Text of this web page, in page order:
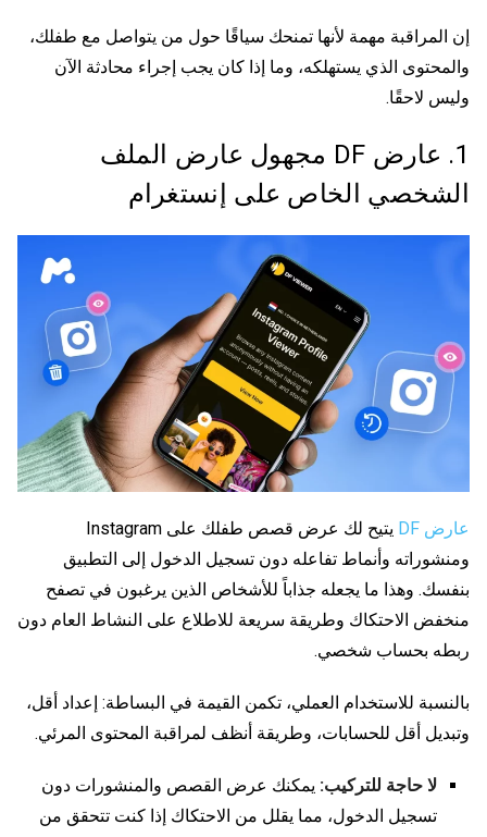
إن المراقبة مهمة لأنها تمنحك سياقًا حول من يتواصل مع طفلك،
والمحتوى الذي يستهلكه، وما إذا كان يجب إجراء محادثة الآن
وليس لاحقًا.
1. عارض DF مجهول
عارض الملف
الشخصي الخاص على إنستغرام
عارض DF
يتيح لك عرض قصص طفلك على Instagram
ومنشوراته وأنماط تفاعله دون تسجيل الدخول إلى التطبيق
بنفسك. وهذا ما يجعله جذاباً للأشخاص الذين يرغبون في تصفح
منخفض الاحتكاك وطريقة سريعة للاطلاع على النشاط العام دون
ربطه بحساب شخصي.
بالنسبة للاستخدام العملي، تكمن القيمة في البساطة: إعداد أقل،
وتبديل أقل للحسابات، وطريقة أنظف لمراقبة المحتوى المرئي.
لا حاجة للتركيب: يمكنك عرض القصص والمنشورات دون
تسجيل الدخول، مما يقلل من الاحتكاك إذا كنت تتحقق من